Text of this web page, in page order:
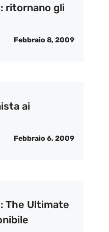
ritornano gli
Febbraio 8, 2009
ai
Febbraio 6, 2009
The Ultimate